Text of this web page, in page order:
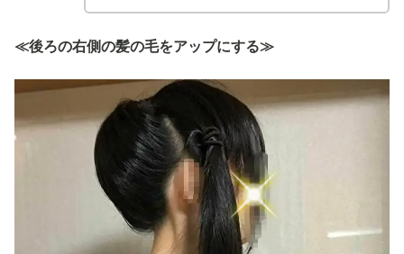
≪後ろの右側の髪の毛をアップにする≫